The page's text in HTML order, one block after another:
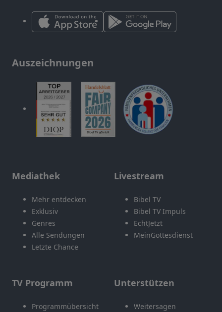
Auszeichnungen
Mediathek
Mehr entdecken
Exklusiv
Genres
Alle Sendungen
Letzte Chance
Livestream
Bibel TV
Bibel TV Impuls
EchtJetzt
MeinGottesdienst
TV Programm
Programmübersicht
Unterstützen
Weitersagen